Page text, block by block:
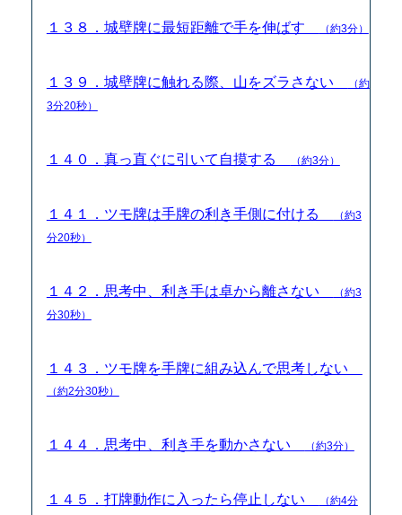
１３８．城壁牌に最短距離で手を伸ばす （約3分）
１３９．城壁牌に触れる際、山をズラさない
（約
3分20秒）
１４０．真っ直ぐに引いて自摸する （約3分）
１４１．ツモ牌は手牌の利き手側に付ける
（約3
分20秒）
１４２．思考中、利き手は卓から離さない
（約3
分30秒）
１４３．ツモ牌を手牌に組み込んで思考しない
（約2分30秒）
１４４．思考中、利き手を動かさない （約3分）
１４５．打牌動作に入ったら停止しない
（約4分